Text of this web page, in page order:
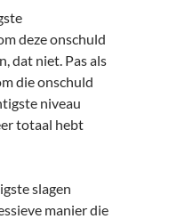
deze onschuld
dat niet. Pas als
die onschuld
niveau
totaal hebt
slagen
manier die